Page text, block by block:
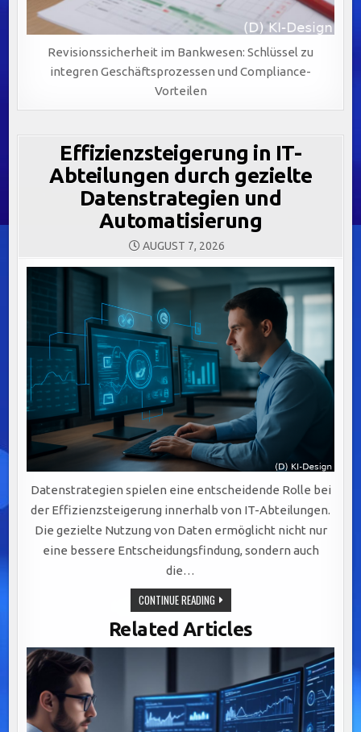
Revisionssicherheit im Bankwesen: Schlüssel zu
integren Geschäftsprozessen und Compliance-
Vorteilen
Effizienzsteigerung in IT-
Abteilungen durch gezielte
Datenstrategien und
Automatisierung
AUGUST 7, 2026
Datenstrategien spielen eine entscheidende Rolle bei
der Effizienzsteigerung innerhalb von IT-Abteilungen.
Die gezielte Nutzung von Daten ermöglicht nicht nur
eine bessere Entscheidungsfindung, sondern auch
die…
CONTINUE READINGEFFIZIENZSTEIGERUNG
IN
IT-
ABTEILUNGEN
DURCH
GEZIELTE
AUTOMATISIERUNG
Related Articles